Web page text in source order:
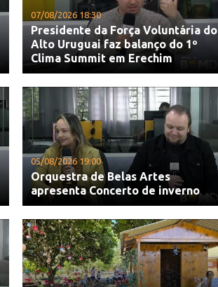
07/08/2026 18:30
Presidente da Força Voluntária do
Alto Uruguai faz balanço do 1º
Clima Summit em Erechim
05/08/2026 19:00
Orquestra de Belas Artes
apresenta Concerto de inverno